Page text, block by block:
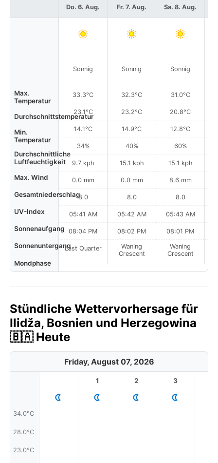
Max.
Temperatur
Durchschnittstemperatur
Min.
Temperatur
Durchschnittliche
Luftfeuchtigkeit
Max. Wind
Gesamtniederschlag
UV-Index
Sonnenaufgang
Sonnenuntergang
Mondphase
Do. 6. Aug.
Sonnig
33.3°C
23.1°C
14.1°C
34%
9.7 kph
0.0 mm
8.0
05:41 AM
08:04 PM
Last Quarter
Fr. 7. Aug.
Sonnig
32.3°C
23.2°C
14.9°C
40%
15.1 kph
0.0 mm
8.0
05:42 AM
08:02 PM
Waning
Crescent
Sa. 8. Aug.
Sonnig
31.0°C
20.8°C
12.8°C
60%
15.1 kph
8.6 mm
8.0
05:43 AM
08:01 PM
Waning
Crescent
Stündliche Wettervorhersage für
Ilidža, Bosnien und Herzegowina
🇧🇦 Heute
Friday, August 07, 2026
34.0°C
28.0°C
23.0°C
1 2 3